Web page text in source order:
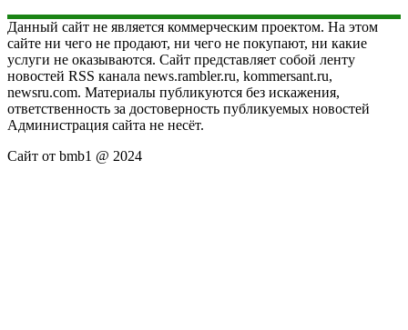
Данный сайт не является коммерческим проектом. На этом
сайте ни чего не продают, ни чего не покупают, ни какие
услуги не оказываются. Сайт представляет собой ленту
новостей RSS канала news.rambler.ru, kommersant.ru,
newsru.com. Материалы публикуются без искажения,
ответственность за достоверность публикуемых новостей
Администрация сайта не несёт.
Сайт от bmb1 @ 2024